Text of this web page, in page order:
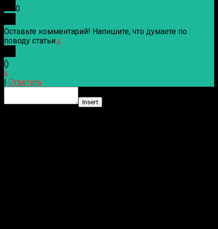
0
Оставьте комментарий! Напишите, что думаете по
поводу статьи.x
()
x
| Ответить
Insert